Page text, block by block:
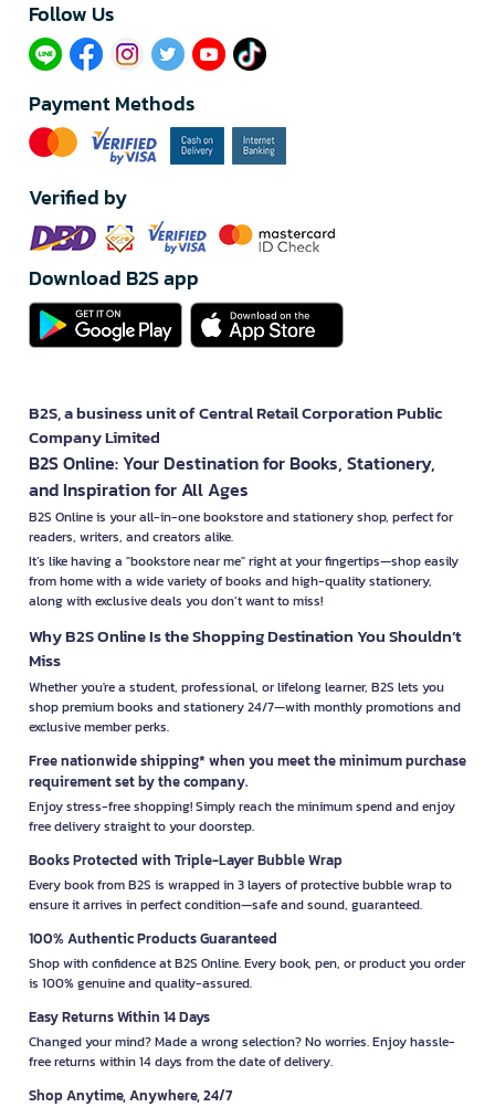
Follow Us​
Payment Methods
Verified by
Download B2S app
B2S, a business unit of Central Retail Corporation Public
Company Limited
B2S Online: Your Destination for Books, Stationery,
and Inspiration for All Ages
B2S Online is your all-in-one bookstore and stationery shop, perfect for
readers, writers, and creators alike.
It’s like having a "bookstore near me" right at your fingertips—shop easily
from home with a wide variety of books and high-quality stationery,
along with exclusive deals you don’t want to miss!
Why B2S Online Is the Shopping Destination You Shouldn’t
Miss
Whether you're a student, professional, or lifelong learner, B2S lets you
shop premium books and stationery 24/7—with monthly promotions and
exclusive member perks.
Free nationwide shipping* when you meet the minimum purchase
requirement set by the company.
Enjoy stress-free shopping! Simply reach the minimum spend and enjoy
free delivery straight to your doorstep.
Books Protected with Triple-Layer Bubble Wrap
Every book from B2S is wrapped in 3 layers of protective bubble wrap to
ensure it arrives in perfect condition—safe and sound, guaranteed.
100% Authentic Products Guaranteed
Shop with confidence at B2S Online. Every book, pen, or product you order
is 100% genuine and quality-assured.
Easy Returns Within 14 Days
Changed your mind? Made a wrong selection? No worries. Enjoy hassle-
free returns within 14 days from the date of delivery.
Shop Anytime, Anywhere, 24/7